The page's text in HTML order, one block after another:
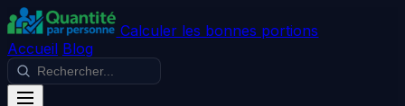
Calculer les bonnes portions
Accueil Blog